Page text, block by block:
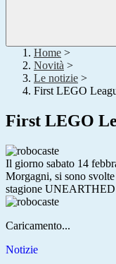
Home >
Novità >
Le notizie >
First LEGO
First LEGO
Il giorno sabato 14
Morgagni, si sono
stagione
Caricamento...
Notizie